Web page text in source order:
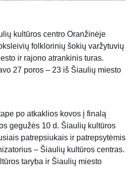
kultūros centro Oranžinėje
folklorinių šokių varžytuvių
ir rajono atrankinis turas.
27 poros – 23 iš Šiaulių miesto
po atkaklios kovos į finalą
gegužės 10 d. Šiaulių kultūros
patrepsiukais ir patrepsytėmis
– Šiaulių kultūros centras.
taryba ir Šiaulių miesto